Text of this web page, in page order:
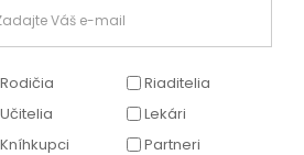
Rodičia
Riaditelia
Učitelia
Lekári
Kníhkupci
Partneri